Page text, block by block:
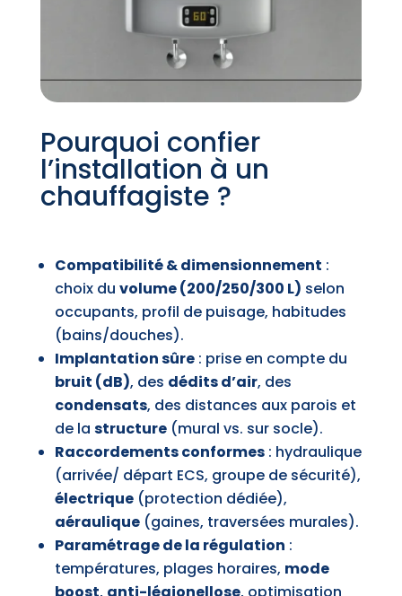
Pourquoi confier
l’installation à un
chauffagiste ?
Compatibilité & dimensionnement :
choix du volume (200/250/300 L) selon
occupants, profil de puisage, habitudes
(bains/douches).
Implantation sûre: prise en compte du
bruit (dB), des dédits d’air, des
condensats, des distances aux parois et
de la structure(mural vs. sur socle).
Raccordements conformes: hydraulique
(arrivée/ départ ECS, groupe de sécurité),
électrique(protection dédiée),
aéraulique(gaines, traversées murales).
Paramétrage de la régulation :
températures, plages horaires, mode